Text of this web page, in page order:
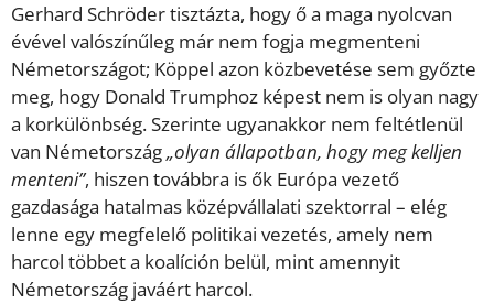
Gerhard Schröder tisztázta, hogy ő a maga nyolcvan
évével valószínűleg már nem fogja megmenteni
Németországot; Köppel azon közbevetése sem győzte
meg, hogy Donald Trumphoz képest nem is olyan nagy
a korkülönbség. Szerinte ugyanakkor nem feltétlenül
van Németország„olyan állapotban, hogy meg kelljen
menteni”, hiszen továbbra is ők Európa vezető
gazdasága hatalmas középvállalati szektorral – elég
lenne egy megfelelő politikai vezetés, amely nem
harcol többet a koalíción belül, mint amennyit
Németország javáért harcol.